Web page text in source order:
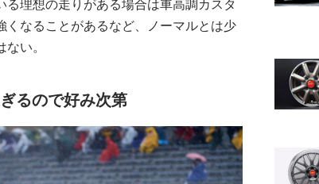
理想の走りがある場合は車高調カスタ
なることがあるなど、ノーマルとは少
い。
るので好み次第